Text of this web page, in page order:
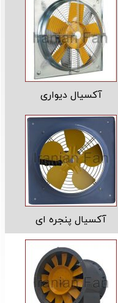
آکسیال دیواری
آکسیال پنجره ای